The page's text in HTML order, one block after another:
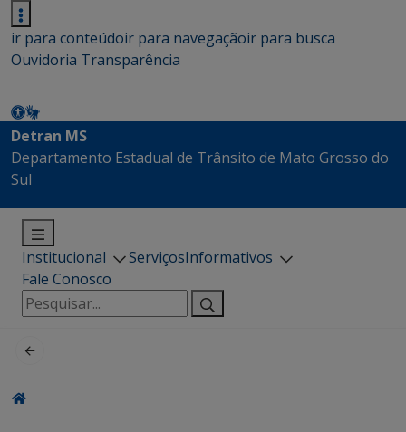
ir para conteúdoir para navegaçãoir para busca
Ouvidoria Transparência
Detran MS
Departamento Estadual de Trânsito de Mato Grosso do
Sul
Institucional ServiçosInformativos
Fale Conosco
Pesquisar
por: